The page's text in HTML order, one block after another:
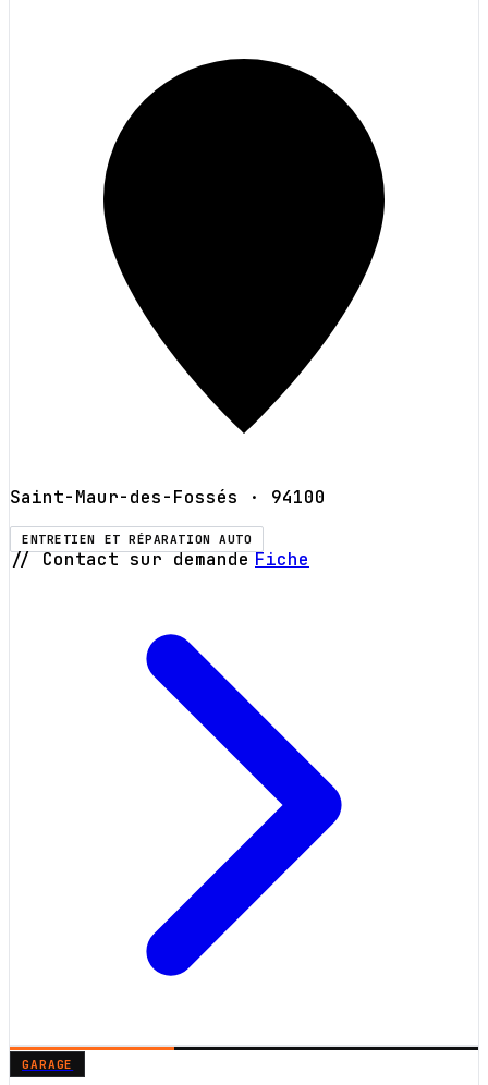
Saint-Maur-des-Fossés · 94100
ENTRETIEN ET RÉPARATION AUTO
// Contact sur demande Fiche
GARAGE